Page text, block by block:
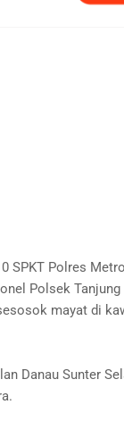
SPKT Polres
Polsek
mayat di
Danau Sunter